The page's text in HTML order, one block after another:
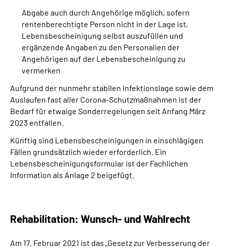
Abgabe auch durch Angehörige möglich, sofern
rentenberechtigte Person nicht in der Lage ist,
Lebensbescheinigung selbst auszufüllen und
ergänzende Angaben zu den Personalien der
Angehörigen auf der Lebensbescheinigung zu
vermerken
Aufgrund der nunmehr stabilen Infektionslage sowie dem
Auslaufen fast aller Corona-Schutzmaßnahmen ist der
Bedarf für etwaige Sonderregelungen seit Anfang März
2023 entfallen.
Künftig sind Lebensbescheinigungen in einschlägigen
Fällen grundsätzlich wieder erforderlich. Ein
Lebensbescheinigungsformular ist der Fachlichen
Information als Anlage 2 beigefügt.
Rehabilitation: Wunsch- und Wahlrecht
Am 17. Februar 2021 ist das „Gesetz zur Verbesserung der